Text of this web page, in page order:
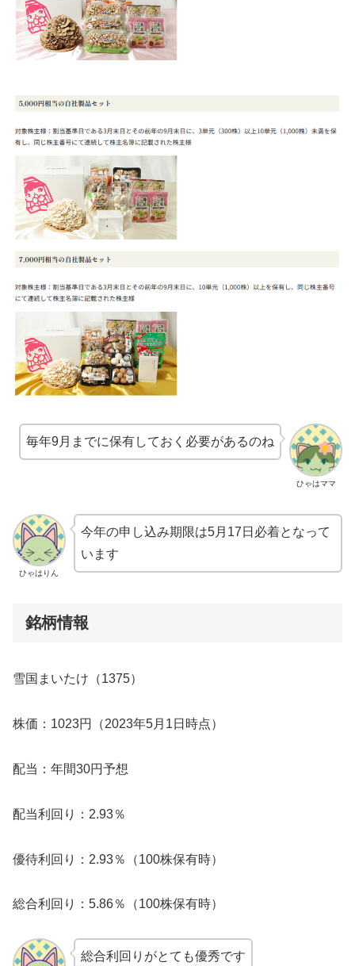
ひゃはママ
毎年9月までに保有しておく必要があるのね
ひゃはりん
今年の申し込み期限は5月17日必着となって
います
銘柄情報
雪国まいたけ（1375）
株価：1023円（2023年5月1日時点）
配当：年間30円予想
配当利回り：2.93％
優待利回り：2.93％（100株保有時）
総合利回り：5.86％（100株保有時）
総合利回りがとても優秀です